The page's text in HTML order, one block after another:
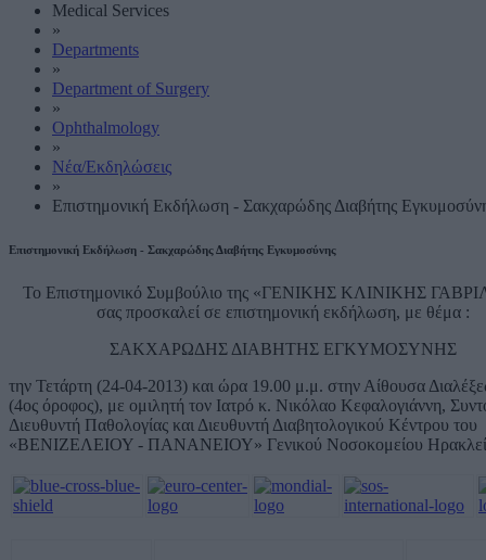
Medical Services
»
Departments
»
Department of Surgery
»
Ophthalmology
»
Νέα/Εκδηλώσεις
»
Επιστημονική Εκδήλωση - Σακχαρώδης Διαβήτης
Επιστημονική Εκδήλωση - Σακχαρώδης Διαβήτης Εγκυμοσύνης
Το Επιστημονικό Συμβούλιο της «ΓΕΝΙΚΗΣ ΚΛΙΝΙΚΗΣ
σας προσκαλεί σε επιστημονική εκδήλωση, με θέμα :
ΣΑΚΧΑΡΩΔΗΣ ΔΙΑΒΗΤΗΣ ΕΓΚΥΜΟΣΥΝΗΣ
την Τετάρτη (24-04-2013) και ώρα 19.00 μ.μ. στην Αίθουσα
(4ος όροφος), με ομιλητή τον Ιατρό κ. Νικόλαο Κεφαλογιάννη,
Διευθυντή Παθολογίας και Διευθυντή Διαβητολογικού Κέντρου του
«ΒΕΝΙΖΕΛΕΙΟΥ - ΠΑΝΑΝΕΙΟΥ» Γενικού Νοσοκομείου